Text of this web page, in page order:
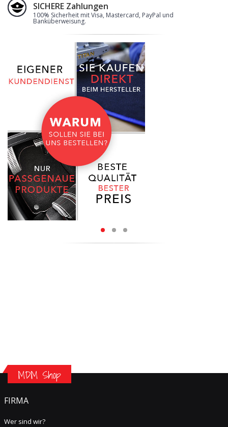
SICHERE Zahlungen
100% Sicherheit mit Visa, Mastercard, PayPal und
Banküberweisung.
MDM Shop
FIRMA
Wer sind wir?